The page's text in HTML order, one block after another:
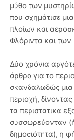
μύθο των
που σχημάτισε
πλοίων και
Φλόριντα και
Δύο χρόνια
άρθρο για το
σκανδαλωδώς μια
περιοχή,
τα περιστατικά
συσσωρεύονταν
δημοσιότητα), η